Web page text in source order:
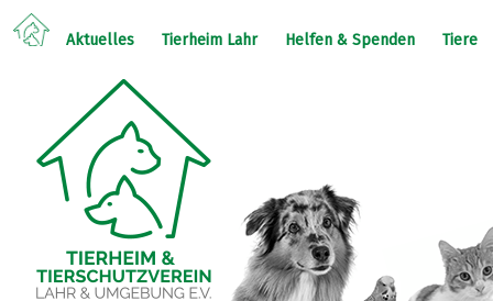
Aktuelles Tierheim Lahr Helfen & Spenden Tiere